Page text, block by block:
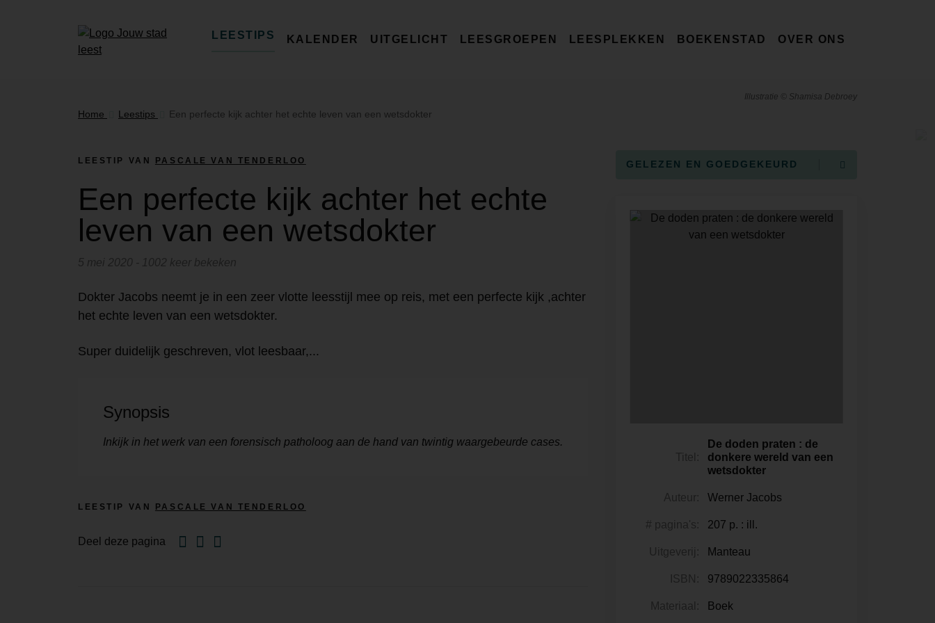
LEESTIPS KALENDER UITGELICHT LEESGROEPEN LEESPLEKKEN BOEKENSTAD OVER ONS
Home Leestips Een perfecte kijk achter het echte leven van een wetsdokter
Illustratie © Shamisa Debroey
LEESTIP VAN PASCALE VAN TENDERLOO
Een perfecte kijk achter het echte
leven van een wetsdokter
5 mei 2020 - 1002 keer bekeken
Dokter Jacobs neemt je in een zeer vlotte leesstijl mee op reis, met een perfecte kijk ,achter
het echte leven van een wetsdokter.
Super duidelijk geschreven, vlot leesbaar,...
Synopsis
Inkijk in het werk van een forensisch patholoog aan de hand van twintig waargebeurde cases.
LEESTIP VAN PASCALE VAN TENDERLOO
Deel deze pagina Facebook
Twitter
GELEZEN EN GOEDGEKEURD
Titel:
De doden praten : de
donkere wereld van een
wetsdokter
Auteur: Werner Jacobs
# pagina's: 207 p. : ill.
Uitgeverij: Manteau
ISBN: 9789022335864
Materiaal: Boek